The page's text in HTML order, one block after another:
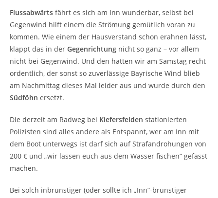
Flussabwärts fährt es sich am Inn wunderbar, selbst bei
Gegenwind hilft einem die Strömung gemütlich voran zu
kommen. Wie einem der Hausverstand schon erahnen lässt,
klappt das in der Gegenrichtung nicht so ganz – vor allem
nicht bei Gegenwind. Und den hatten wir am Samstag recht
ordentlich, der sonst so zuverlässige Bayrische Wind blieb
am Nachmittag dieses Mal leider aus und wurde durch den
Südföhn ersetzt.
Die derzeit am Radweg bei Kiefersfelden stationierten
Polizisten sind alles andere als Entspannt, wer am Inn mit
dem Boot unterwegs ist darf sich auf Strafandrohungen von
200 € und „wir lassen euch aus dem Wasser fischen“ gefasst
machen.
Bei solch inbrünstiger (oder sollte ich „Inn“-brünstiger